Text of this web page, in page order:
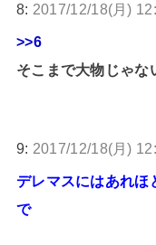
8: 2017/12/18(月)
>>6
そこまで大物じゃな
9: 2017/12/18(月)
デレマスにはあれほ
で